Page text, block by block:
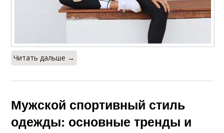
Читать дальше →
Мужской спортивный стиль
одежды: основные тренды и